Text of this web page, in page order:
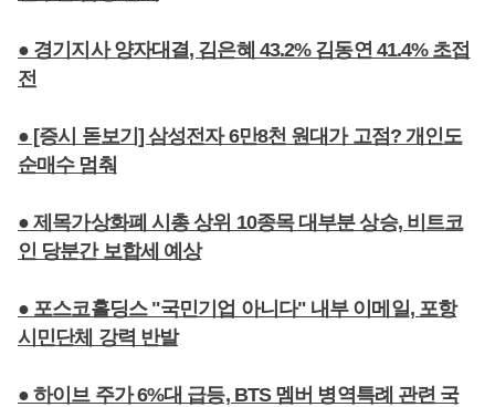
● 경기지사 양자대결, 김은혜 43.2% 김동연 41.4% 초접
전
● [증시 돋보기] 삼성전자 6만8천 원대가 고점? 개인도
순매수 멈춰
● 제목가상화폐 시총 상위 10종목 대부분 상승, 비트코
인 당분간 보합세 예상
● 포스코홀딩스 "국민기업 아니다" 내부 이메일, 포항
시민단체 강력 반발
● 하이브 주가 6%대 급등, BTS 멤버 병역특례 관련 국